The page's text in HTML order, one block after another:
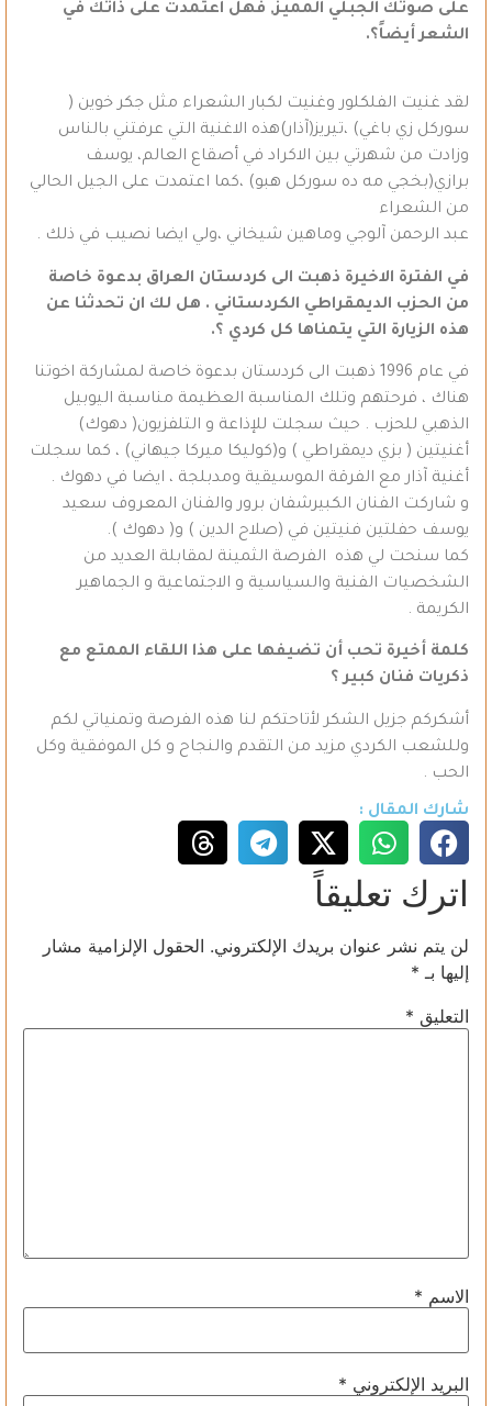
على صوتك الجبلي المميز, فهل اعتمدت على ذاتك في
الشعر أيضاً؟.
لقد غنيت الفلكلور وغنيت لكبار الشعراء مثل جكر خوين (
سوركل زي باغي) ،تيريز(آذار)هذه الاغنية التي عرفتني بالناس
وزادت من شهرتي بين الاكراد في أصقاع العالم، يوسف
برازي(بخجي مه ده سوركل هبو) ،كما اعتمدت على الجيل الحالي
من الشعراء
عبد الرحمن آلوجي وماهين شيخاني ،ولي ايضا نصيب في ذلك .
في الفترة الاخيرة ذهبت الى كردستان العراق بدعوة خاصة
من الحزب الديمقراطي الكردستاني . هل لك ان تحدثنا عن
هذه الزيارة التي يتمناها كل كردي ؟.
في عام 1996 ذهبت الى كردستان بدعوة خاصة لمشاركة اخوتنا
هناك ، فرحتهم وتلك المناسبة العظيمة مناسبة اليوبيل
الذهبي للحزب . حيث سجلت للإذاعة و التلفزيون( دهوك)
أغنيتين ( بزي ديمقراطي ) و(كوليكا ميركا جيهاني) ، كما سجلت
أغنية آذار مع الفرقة الموسيقية ومدبلجة ، ايضا في دهوك .
و شاركت الفنان الكبيرشفان برور والفنان المعروف سعيد
يوسف حفلتين فنيتين في (صلاح الدين ) و( دهوك ).
كما سنحت لي هذه الفرصة الثمينة لمقابلة العديد من
الشخصيات الفنية والسياسية و الاجتماعية و الجماهير
الكريمة .
كلمة أخيرة تحب أن تضيفها على هذا اللقاء الممتع مع
ذكريات فنان كبير ؟
أشكركم جزيل الشكر لأتاحتكم لنا هذه الفرصة وتمنياتي لكم
وللشعب الكردي مزيد من التقدم والنجاح و كل الموفقية وكل
الحب .
شارك المقال :
اترك تعليقاً
لن يتم نشر عنوان بريدك الإلكتروني. الحقول الإلزامية مشار
إليها بـ *
التعليق *
الاسم *
البريد الإلكتروني *